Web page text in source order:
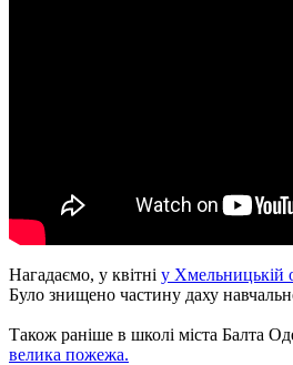
Нагадаємо, у квітні у Хмельницькій
Було знищено частину даху
Також раніше в школі міста Балта
велика пожежа.